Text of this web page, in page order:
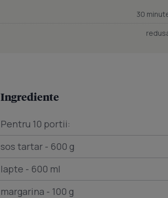
30
Ingrediente
Pentru 10 portii:
sos tartar - 600 g
lapte - 600 ml
margarina - 100 g